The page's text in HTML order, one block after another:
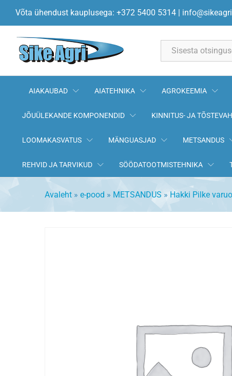
Võta ühendust kauplusega: +372 5400 5314 |
AIAKAUBAD AIATEHNIKA AGROKEEMIA
JÕUÜLEKANDE KOMPONENDID KINNITUS- JA
LOOMAKASVATUS MÄNGUASJAD METSANDUS
REHVID JA TARVIKUD SÖÖDATOOTMISTEHNIKA
Avaleht » e-pood » METSANDUS » Hakki Pilke
Kirve kõrguse reg. hoob